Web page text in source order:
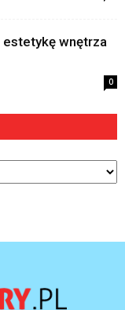
estetykę wnętrza
0